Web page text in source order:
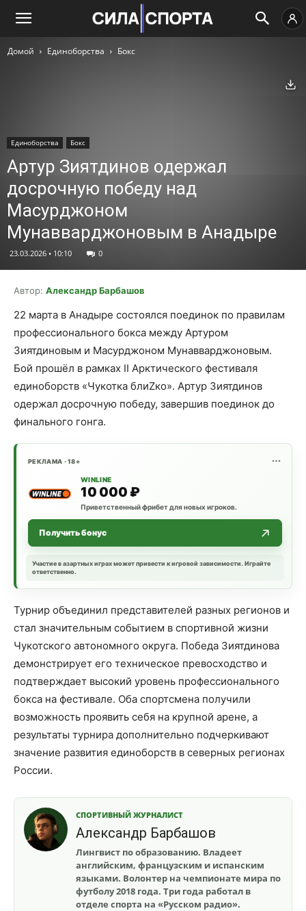
Домой Единоборства Бокс
Единоборства Бокс
Артур Зиятдинов одержал
досрочную победу над
Масурджоном
Мунавварджоновым в Анадыре
23.03.2026 • 10:10 0
Автор: Александр Барбашов
22 марта в Анадыре состоялся поединок по правилам
профессионального бокса между Артуром
Зиятдиновым и Масурджоном Мунавварджоновым.
Бой прошёл в рамках II Арктического фестиваля
единоборств «Чукотка блиZко». Артур Зиятдинов
одержал досрочную победу, завершив поединок до
финального гонга.
РЕКЛАМА · 18+
WINLINE
10 000 ₽
Приветственный фрибет для новых игроков.
Получить бонус
Участие в азартных играх может привести к игровой зависимости. Играйте
ответственно.
Турнир объединил представителей разных регионов и
стал значительным событием в спортивной жизни
Чукотского автономного округа. Победа Зиятдинова
демонстрирует его техническое превосходство и
подтверждает высокий уровень профессионального
бокса на фестивале. Оба спортсмена получили
возможность проявить себя на крупной арене, а
результаты турнира дополнительно подчеркивают
значение развития единоборств в северных регионах
России.
СПОРТИВНЫЙ ЖУРНАЛИСТ
Александр Барбашов
Лингвист по образованию. Владеет
английским, французским и испанским
языками. Волонтер на чемпионате мира по
футболу 2018 года. Три года работал в
отделе спорта на «Русском радио».